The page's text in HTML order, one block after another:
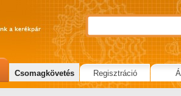
Csomagkövetés Regisztráció